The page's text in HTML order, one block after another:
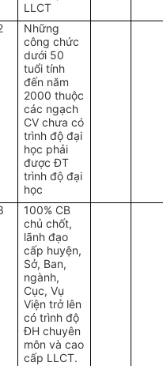
LLCT
Những
công chức
dưới 50
tuổi tính
đến năm
2000 thuộc
các ngạch
CV chưa có
trình độ đại
học phải
được ĐT
trình độ đại
học
100% CB
chủ chốt,
lãnh đạo
cấp huyện,
Sở, Ban,
ngành,
Cục, Vụ
Viện trở lên
có trình độ
ĐH chuyên
môn và cao
cấp LLCT.